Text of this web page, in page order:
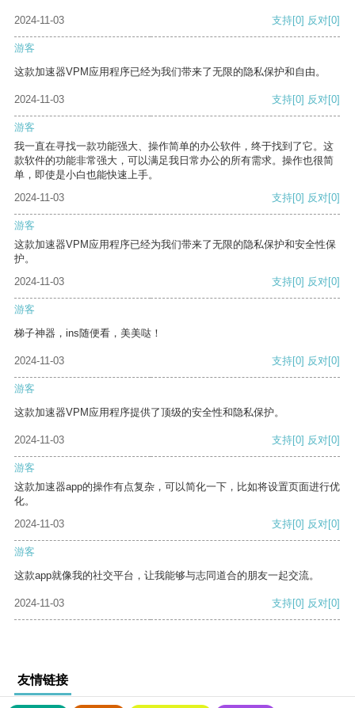
2024-11-03 支持[0] 反对[0]
游客
这款加速器VPM应用程序已经为我们带来了无限的隐私保护和自由。
2024-11-03 支持[0] 反对[0]
游客
我一直在寻找一款功能强大、操作简单的办公软件，终于找到了它。这
款软件的功能非常强大，可以满足我日常办公的所有需求。操作也很简
单，即使是小白也能快速上手。
2024-11-03
支持[0] 反对[0]
游客
这款加速器VPM应用程序已经为我们带来了无限的隐私保护和安全性保
护。
2024-11-03
支持[0] 反对[0]
游客
梯子神器，ins随便看，美美哒！
2024-11-03 支持[0] 反对[0]
游客
这款加速器VPM应用程序提供了顶级的安全性和隐私保护。
2024-11-03 支持[0] 反对[0]
游客
这款加速器app的操作有点复杂，可以简化一下，比如将设置页面进行优
化。
2024-11-03
支持[0] 反对[0]
游客
这款app就像我的社交平台，让我能够与志同道合的朋友一起交流。
2024-11-03 支持[0] 反对[0]
友情链接